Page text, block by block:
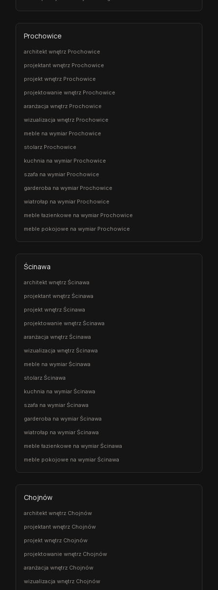
Prochowice
architekt wnętrz Prochowice
projektant wnętrz Prochowice
projekt wnętrz Prochowice
projektowanie wnętrz Prochowice
aranżacja wnętrz Prochowice
wizualizacja wnętrz Prochowice
meble na wymiar Prochowice
stolarz Prochowice
kuchnia na wymiar Prochowice
szafa na wymiar Prochowice
garderoba na wymiar Prochowice
wiatrołap na wymiar Prochowice
meble łazienkowe na wymiar Prochowice
meble pokojowe na wymiar Prochowice
Ścinawa
architekt wnętrz Ścinawa
projektant wnętrz Ścinawa
projekt wnętrz Ścinawa
projektowanie wnętrz Ścinawa
aranżacja wnętrz Ścinawa
wizualizacja wnętrz Ścinawa
meble na wymiar Ścinawa
stolarz Ścinawa
kuchnia na wymiar Ścinawa
szafa na wymiar Ścinawa
garderoba na wymiar Ścinawa
wiatrołap na wymiar Ścinawa
meble łazienkowe na wymiar Ścinawa
meble pokojowe na wymiar Ścinawa
Chojnów
architekt wnętrz Chojnów
projektant wnętrz Chojnów
projekt wnętrz Chojnów
projektowanie wnętrz Chojnów
aranżacja wnętrz Chojnów
wizualizacja wnętrz Chojnów